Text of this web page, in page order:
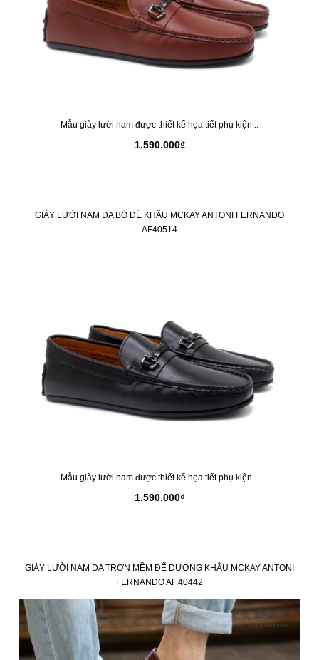
Mẫu giày lười nam được thiết kế họa tiết phụ kiện...
1.590.000₫
GIÀY LƯỜI NAM DA BÒ ĐẾ KHÂU MCKAY ANTONI FERNANDO
AF40514
Mẫu giày lười nam được thiết kế họa tiết phụ kiện...
1.590.000₫
GIÀY LƯỜI NAM DA TRƠN MỀM ĐẾ DƯƠNG KHÂU MCKAY ANTONI
FERNANDO AF.40442